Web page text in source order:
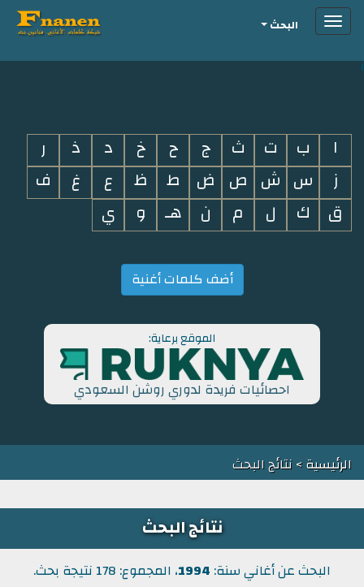
i
Toggleالبحث
ا ب ت ث ج ح خ د ذ
ر
ز
س ش ص ض ط ظ ع غ
ف
ق
ك ل م ن هـ و ي
أضف كلمات أغنية
الموقع برعاية:
احصائيات فريدة لدوري روشن السعودي
الرئيسية> نتائج البحث
نتائج البحث
البحث عن أغاني سنة: 1994، المجموع: 178 نتيجة بحث.